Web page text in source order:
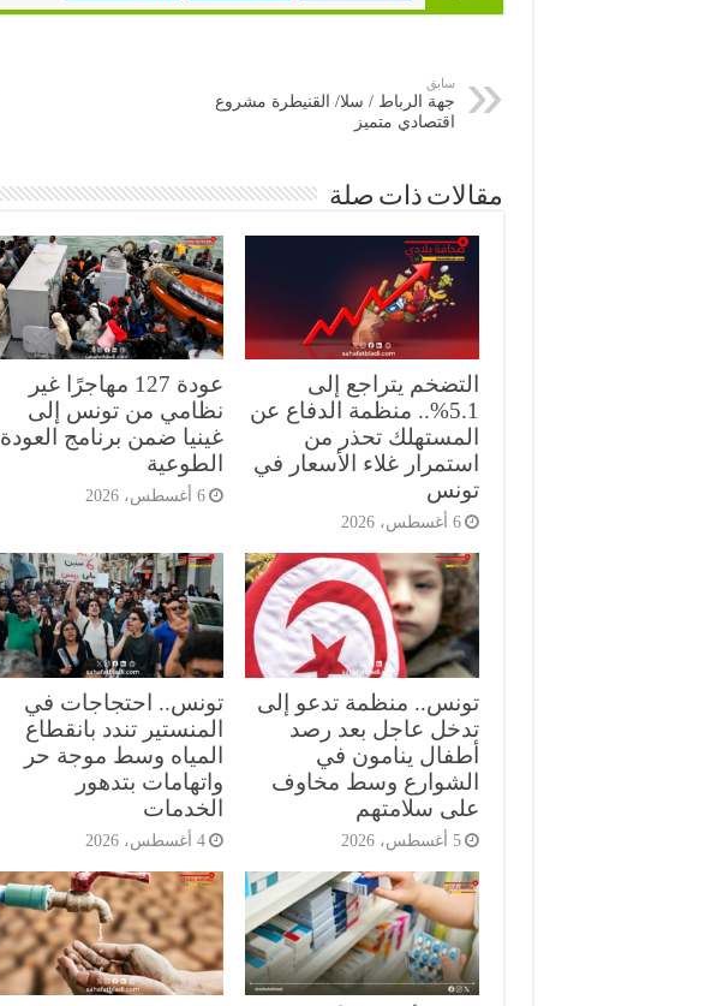
سابق
جهة الرباط / سلا/ القنيطرة مشروع
اقتصادي متميز
مقالات ذات صلة
التضخم يتراجع إلى
5.1%.. منظمة الدفاع عن
المستهلك تحذر من
استمرار غلاء الأسعار في
تونس
6 أغسطس، 2026
عودة 127 مهاجرًا غير
نظامي من تونس إلى
غينيا ضمن برنامج العودة
الطوعية
6 أغسطس، 2026
تونس.. منظمة تدعو إلى
تدخل عاجل بعد رصد
أطفال ينامون في
الشوارع وسط مخاوف
على سلامتهم
5 أغسطس، 2026
تونس.. احتجاجات في
المنستير تندد بانقطاع
المياه وسط موجة حر
واتهامات بتدهور
الخدمات
4 أغسطس، 2026